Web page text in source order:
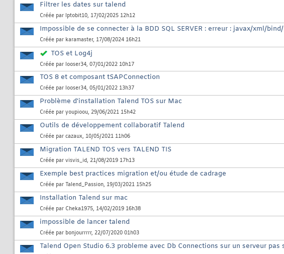
Filtrer les dates sur talend
Créée par lptobit10, 17/02/2025 12h12
Impossible de se connecter à la BDD SQL SERVER : erreur : javax/xml/
Créée par karamaster, 17/08/2024 16h21
TOS et Log4j
Créée par looser34, 07/01/2022 10h17
TOS 8 et composant tSAPConnection
Créée par looser34, 05/01/2022 13h37
Problème d'installation Talend TOS sur Mac
Créée par youpioou, 29/06/2021 15h42
Outils de développement collaboratif Talend
Créée par cazaux, 10/05/2021 11h06
Migration TALEND TOS vers TALEND TIS
Créée par visvis_id, 21/08/2019 17h13
Exemple best practices migration et/ou étude de cadrage
Créée par Talend_Passion, 19/03/2021 15h25
Installation Talend sur mac
Créée par Cheka1975, 14/02/2019 16h38
impossible de lancer talend
Créée par bonjourrrrr, 22/07/2020 01h03
Talend Open Studio 6.3 probleme avec Db Connections sur un serveur pas